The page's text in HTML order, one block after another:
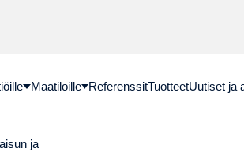
Maatiloille ReferenssitTuotteetUutiset ja
ja